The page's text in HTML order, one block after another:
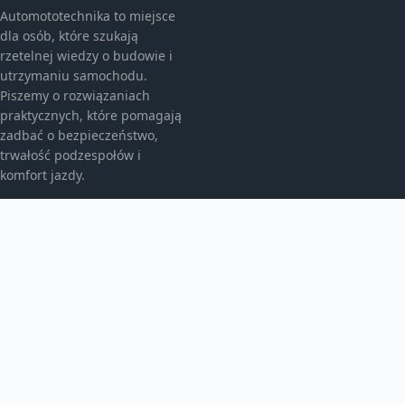
Automototechnika to miejsce
dla osób, które szukają
rzetelnej wiedzy o budowie i
utrzymaniu samochodu.
Piszemy o rozwiązaniach
praktycznych, które pomagają
zadbać o bezpieczeństwo,
trwałość podzespołów i
komfort jazdy.